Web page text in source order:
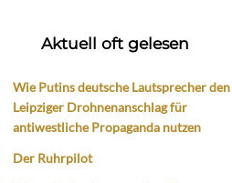
Aktuell oft gelesen
Wie Putins deutsche Lautsprecher den
Leipziger Drohnenanschlag für
antiwestliche Propaganda nutzen
Der Ruhrpilot